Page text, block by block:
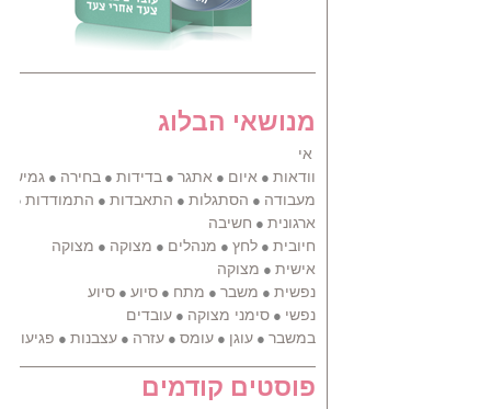
מנושאי הבלוג
אי
וודאות ● איום ● אתגר ● בדידות ● בחירה ●
מעבודה ● הסתגלות ● התאבדות ● התמודדות ●
ארגונית ● חשיבה
חיובית ● לחץ ● מנהלים ● מצוקה ● מצוקה
אישית ● מצוקה
נפשית ● משבר ● מתח ● סיוע ● סיוע
נפשי ● סימני מצוקה ● עובדים
במשבר ● עוגן ● עומס ● עזרה ● עצבנות ● פגיעות
פוסטים קודמים